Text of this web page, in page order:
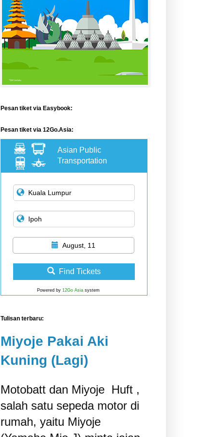
Pesan tiket via Easybook:
Pesan tiket via 12Go.Asia:
Asian Public
Transportation
August, 11
Find Tickets
Powered by 12Go Asia system
Tulisan terbaru:
Miyoje Pakai Aki
Kuning (Lagi)
Motobatt dan Miyoje ‎ Huft ,
salah satu sepeda motor di
rumah, yaitu Miyoje